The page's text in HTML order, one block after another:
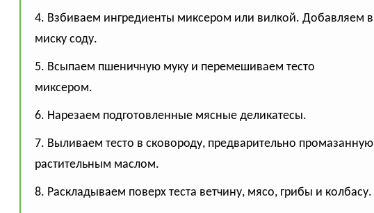
4. Взбиваем ингредиенты миксером или вилкой. Добавляем в
миску соду.
5. Всыпаем пшеничную муку и перемешиваем тесто
миксером.
6. Нарезаем подготовленные мясные деликатесы.
7. Выливаем тесто в сковороду, предварительно промазанную
растительным маслом.
8. Раскладываем поверх теста ветчину, мясо, грибы и колбасу.